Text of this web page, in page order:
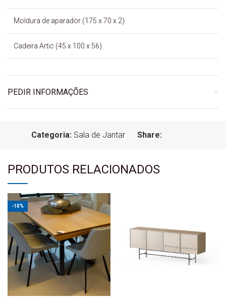
Moldura de aparador (175 x 70 x 2)
Cadeira Artic (45 x 100 x 56)
PEDIR INFORMAÇÕES
Categoria: Sala de Jantar Share:
PRODUTOS RELACIONADOS
-10%